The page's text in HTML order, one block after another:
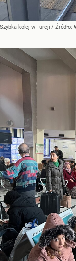
Szybka kolej w Turcji / Źródło: